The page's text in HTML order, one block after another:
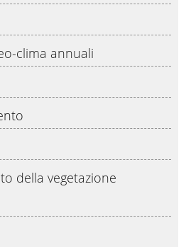
clima annuali
della vegetazione